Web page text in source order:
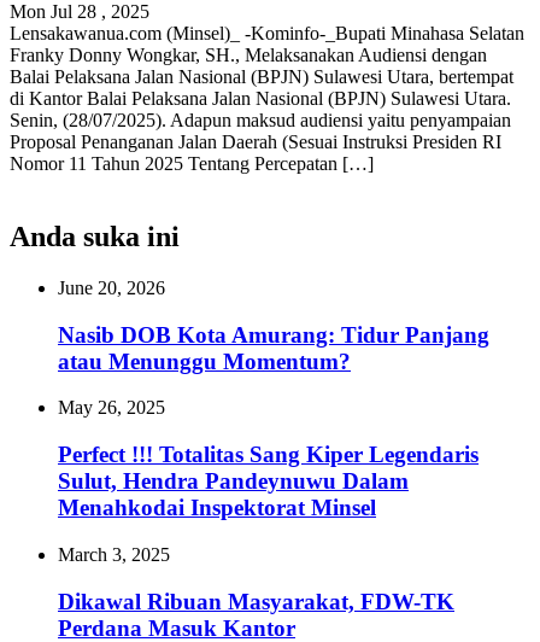
Mon Jul 28 , 2025
Lensakawanua.com (Minsel)_ -Kominfo-_Bupati Minahasa Selatan
Franky Donny Wongkar, SH., Melaksanakan Audiensi dengan
Balai Pelaksana Jalan Nasional (BPJN) Sulawesi Utara, bertempat
di Kantor Balai Pelaksana Jalan Nasional (BPJN) Sulawesi Utara.
Senin, (28/07/2025). Adapun maksud audiensi yaitu penyampaian
Proposal Penanganan Jalan Daerah (Sesuai Instruksi Presiden RI
Nomor 11 Tahun 2025 Tentang Percepatan […]
Anda suka ini
June 20, 2026
Nasib DOB Kota Amurang: Tidur Panjang
atau Menunggu Momentum?
May 26, 2025
Perfect !!! Totalitas Sang Kiper Legendaris
Sulut, Hendra Pandeynuwu Dalam
Menahkodai Inspektorat Minsel
March 3, 2025
Dikawal Ribuan Masyarakat, FDW-TK
Perdana Masuk Kantor